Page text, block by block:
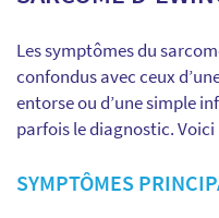
Les symptômes du
confondus avec ceux
entorse ou d’une simple
parfois le diagnostic.
SYMPTÔMES